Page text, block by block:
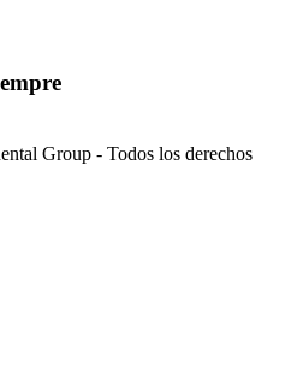
Group - Todos los derechos